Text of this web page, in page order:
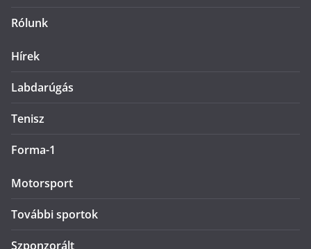
Rólunk
Hírek
Labdarúgás
Tenisz
Forma-1
Motorsport
További sportok
Szponzorált